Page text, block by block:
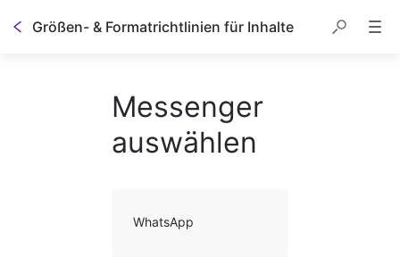
Größen- & Formatrichtlinien für Inhalte
Messenger
auswählen
WhatsApp